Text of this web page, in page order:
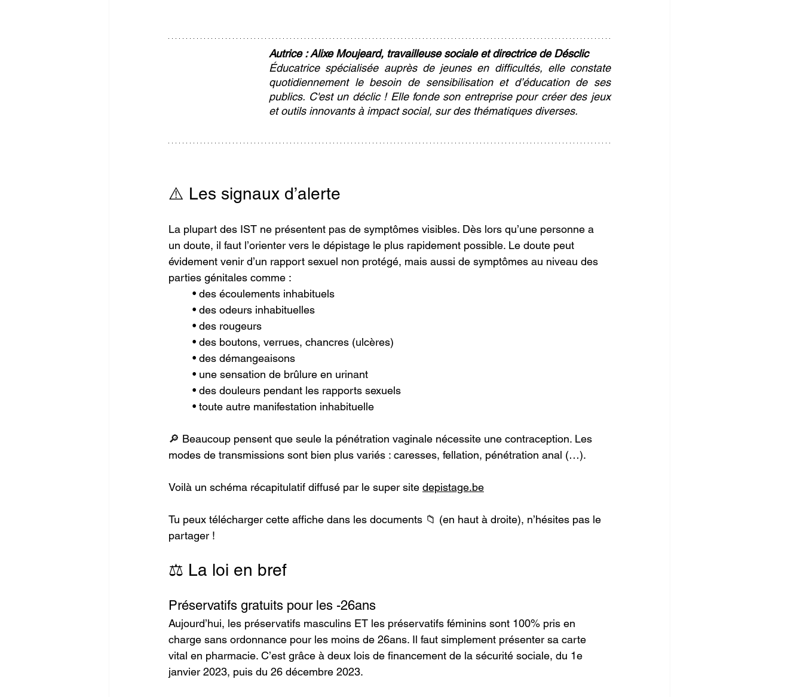
Autrice : Alixe Moujeard, travailleuse sociale et directrice de Désclic
Éducatrice spécialisée auprès de jeunes en difficultés, elle constate
quotidiennement le besoin de sensibilisation et d’éducation de ses
publics. C'est un déclic ! Elle fonde son entreprise pour créer des jeux
et outils innovants à impact social, sur des thématiques diverses.
⚠️ Les signaux d’alerte
La plupart des IST ne présentent pas de symptômes visibles. Dès lors qu’une personne a
un doute, il faut l’orienter vers le dépistage le plus rapidement possible. Le doute peut
évidement venir d’un rapport sexuel non protégé, mais aussi de symptômes au niveau des
parties génitales comme :
• des écoulements inhabituels
• des odeurs inhabituelles
• des rougeurs
• des boutons, verrues, chancres (ulcères)
• des démangeaisons
• une sensation de brûlure en urinant
• des douleurs pendant les rapports sexuels
• toute autre manifestation inhabituelle
🔎 Beaucoup pensent que seule la pénétration vaginale nécessite une contraception. Les
modes de transmissions sont bien plus variés : caresses, fellation, pénétration anal (…).
Voilà un schéma récapitulatif diffusé par le super site depistage.be
Tu peux télécharger cette affiche dans les documents 📁 (en haut à droite), n’hésites pas le
partager !
⚖️ La loi en bref
Préservatifs gratuits pour les -26ans
Aujourd’hui, les préservatifs masculins ET les préservatifs féminins sont 100% pris en
charge sans ordonnance pour les moins de 26ans. Il faut simplement présenter sa carte
vital en pharmacie. C’est grâce à deux lois de financement de la sécurité sociale, du 1e
janvier 2023, puis du 26 décembre 2023.